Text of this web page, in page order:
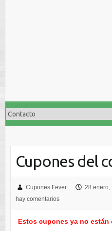
Cupones del
Cupones Fever 28 enero,
hay comentarios
Estos cupones ya no están